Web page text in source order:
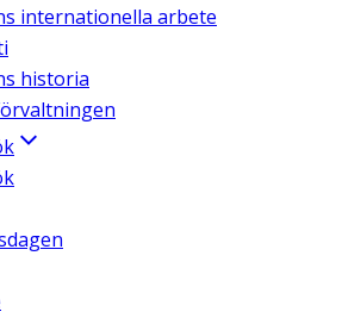
internationella arbete
historia